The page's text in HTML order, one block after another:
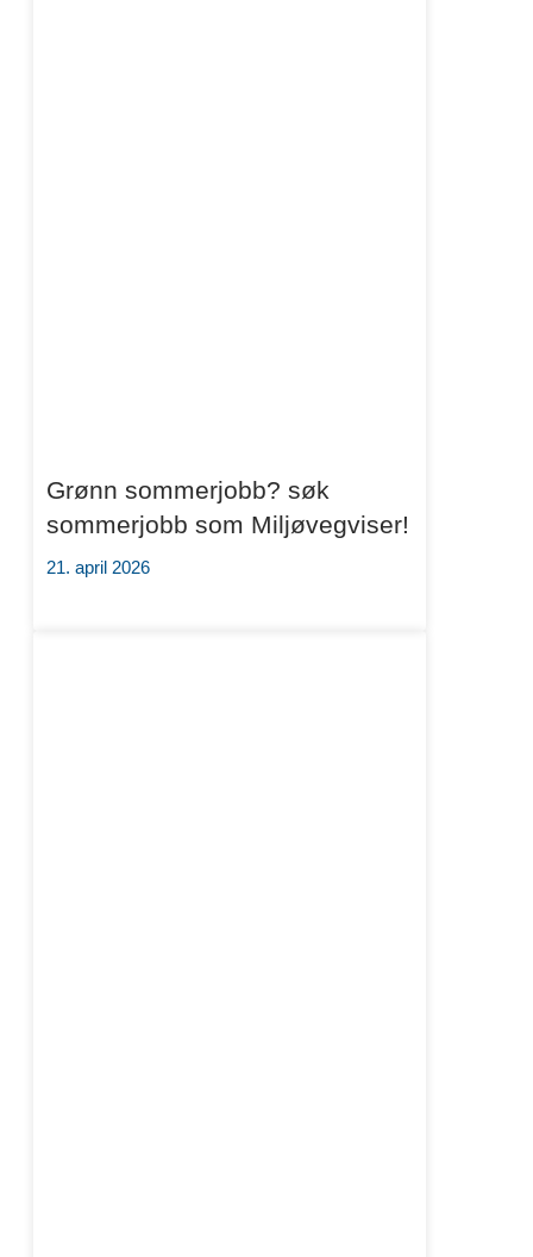
Grønn sommerjobb? søk
sommerjobb som Miljøvegviser!
21. april 2026